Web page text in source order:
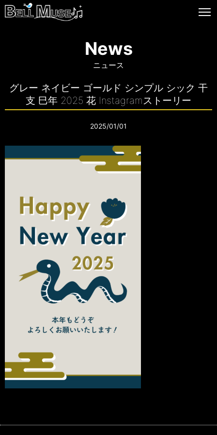
News
ニュース
グレー ネイビー ゴールド シンプル シック 干
支 巳年 2025 花 Instagramストーリー
2025/01/01